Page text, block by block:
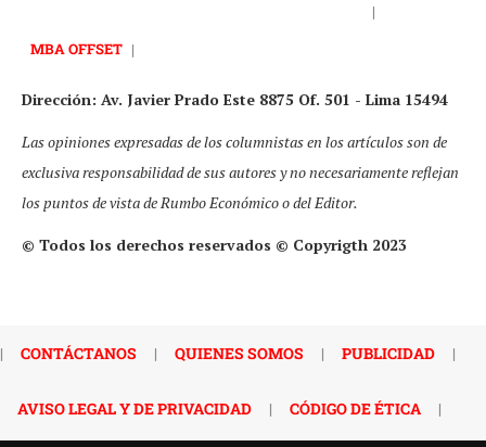
|
MBA OFFSET |
Dirección: Av. Javier Prado Este 8875 Of. 501 - Lima 15494
Las opiniones expresadas de los columnistas en los artículos son de
exclusiva responsabilidad de sus autores y no necesariamente reflejan
los puntos de vista de Rumbo Económico o del Editor.
© Todos los derechos reservados © Copyrigth 2023
| CONTÁCTANOS | QUIENES SOMOS | PUBLICIDAD |
AVISO LEGAL Y DE PRIVACIDAD | CÓDIGO DE ÉTICA |